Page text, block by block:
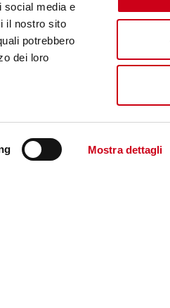
social media e
il nostro sito
potrebbero
dei loro
Mostra dettagli